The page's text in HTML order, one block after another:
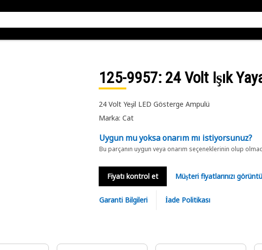
125-9957: 24 Volt Işık
24 Volt Yeşil LED Gösterge Ampulü
Marka: Cat
Uygun mu yoksa onarım mı istiyorsunuz?
Bu parçanın uygun veya onarım seçeneklerinin olup
Fiyatı kontrol et Müşteri fiyatlarınızı
Garanti Bilgileri İade Politikası